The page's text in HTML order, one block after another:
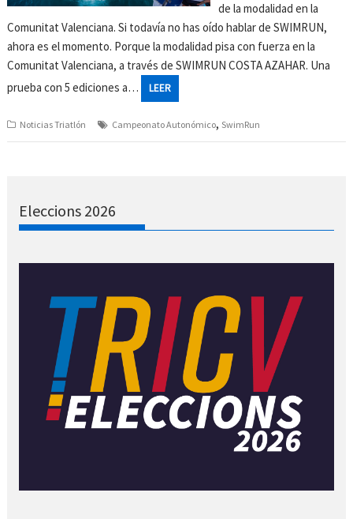
de la modalidad en la
Comunitat Valenciana. Si todavía no has oído hablar de SWIMRUN,
ahora es el momento. Porque la modalidad pisa con fuerza en la
Comunitat Valenciana, a través de SWIMRUN COSTA AZAHAR. Una
prueba con 5 ediciones a…
LEER
Noticias Triatlón Campeonato Autonómico, SwimRun
Eleccions 2026